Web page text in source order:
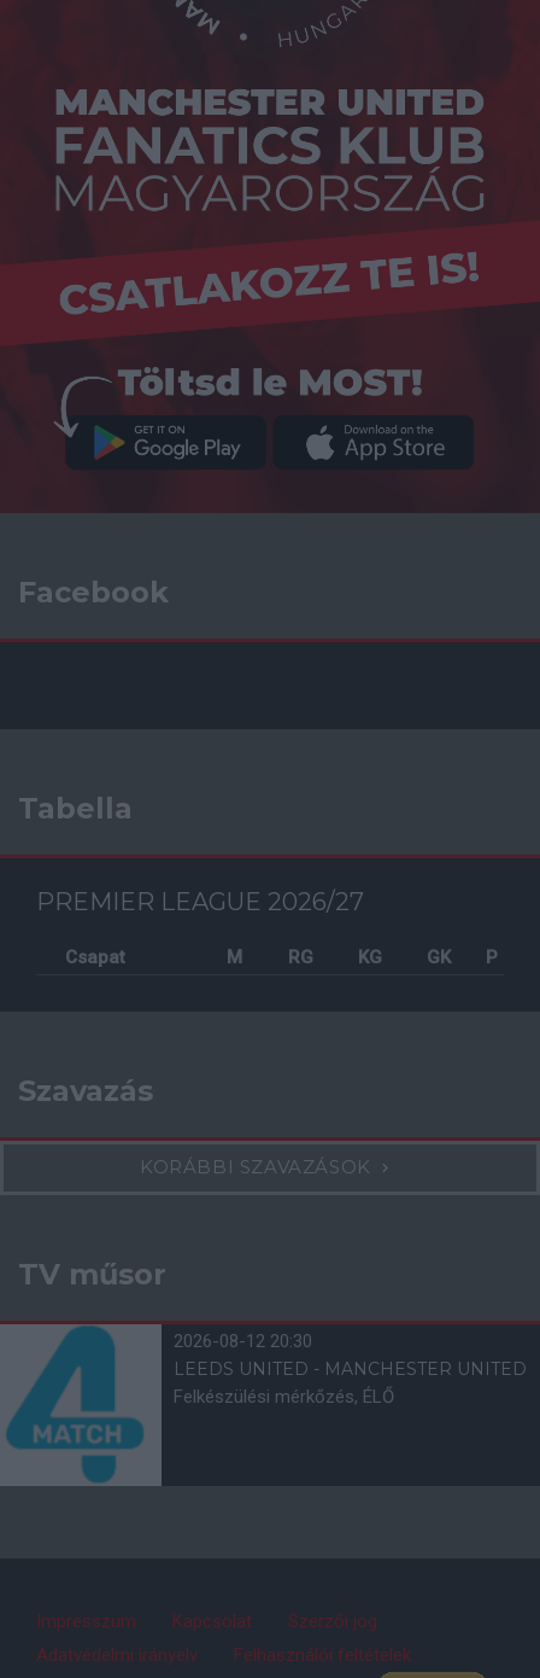
Facebook
Tabella
PREMIER LEAGUE 2026/27
Csapat M RG KG GK P
Szavazás
KORÁBBI SZAVAZÁSOK
TV műsor
2026-08-12 20:30
LEEDS UNITED - MANCHESTER UNITED
Felkészülési mérkőzés, ÉLŐ
Impresszum Kapcsolat
Szerzői jog
Adatvédelmi irányelv
Felhasználói feltételek